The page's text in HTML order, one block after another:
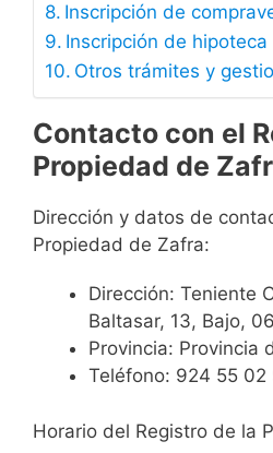
Inscripción de
Inscripción de hipoteca
Otros trámites y
Contacto con el
Propiedad de
Dirección y datos de
Propiedad de Zafra:
Dirección: Teniente
Baltasar, 13, Bajo,
Provincia: Provincia
Teléfono: 924 55 02
Horario del Registro de la